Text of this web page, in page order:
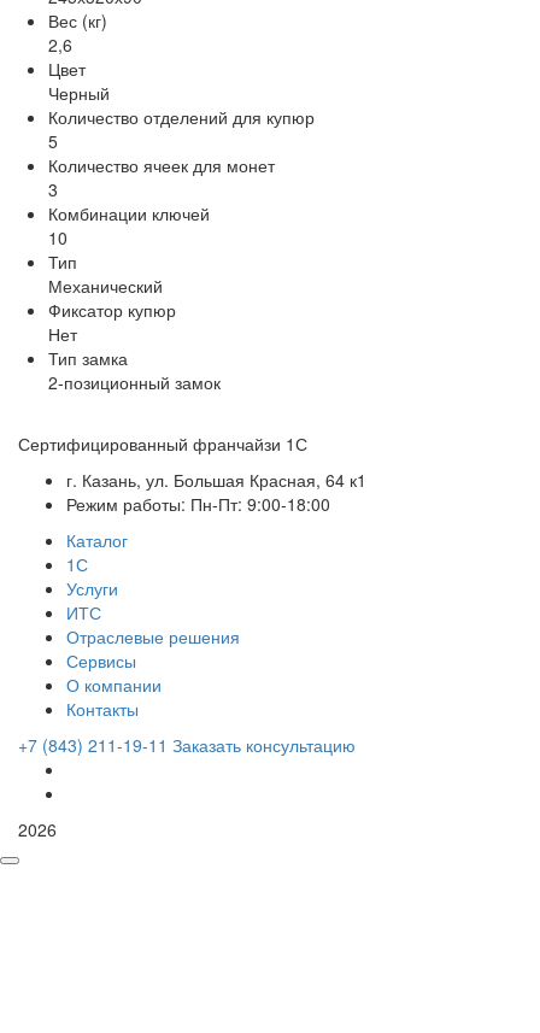
Вес (кг)
2,6
Цвет
Черный
Количество отделений для купюр
5
Количество ячеек для монет
3
Комбинации ключей
10
Тип
Механический
Фиксатор купюр
Нет
Тип замка
2-позиционный замок
Сертифицированный франчайзи 1С
г. Казань, ул. Большая Красная, 64 к1
Режим работы: Пн-Пт: 9:00-18:00
Каталог
1С
Услуги
ИТС
Отраслевые решения
Сервисы
О компании
Контакты
+7 (843) 211-19-11 Заказать консультацию
2026